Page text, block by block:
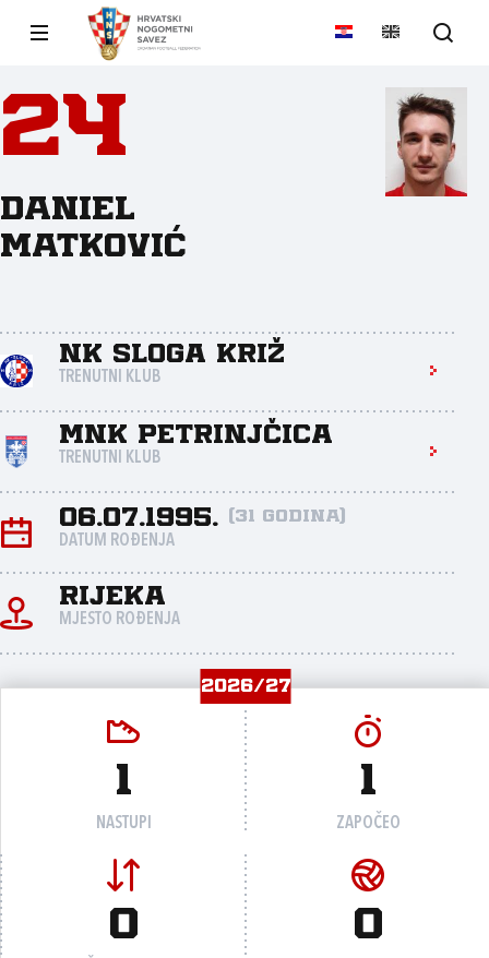
24
Daniel
Matković
NK Sloga Križ
TRENUTNI KLUB
MNK Petrinjčica
TRENUTNI KLUB
06.07.1995. (31 godina)
DATUM ROĐENJA
Rijeka
MJESTO ROĐENJA
2026/27
1
NASTUPI
1
ZAPOČEO
0 0